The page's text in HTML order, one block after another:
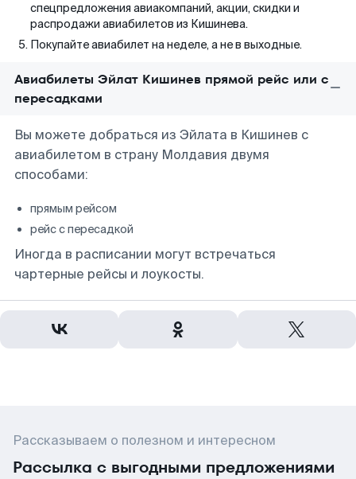
спецпредложения авиакомпаний, акции, скидки и
распродажи авиабилетов из Кишинева.
Покупайте авиабилет на неделе, а не в выходные.
Авиабилеты Эйлат Кишинев прямой рейс или с
пересадками
Вы можете добраться из Эйлата в Кишинев с
авиабилетом в страну Молдавия двумя
способами:
прямым рейсом
рейс с пересадкой
Иногда в расписании могут встречаться
чартерные рейсы и лоукосты.
Рассказываем о полезном и интересном
Рассылка с выгодными предложениями